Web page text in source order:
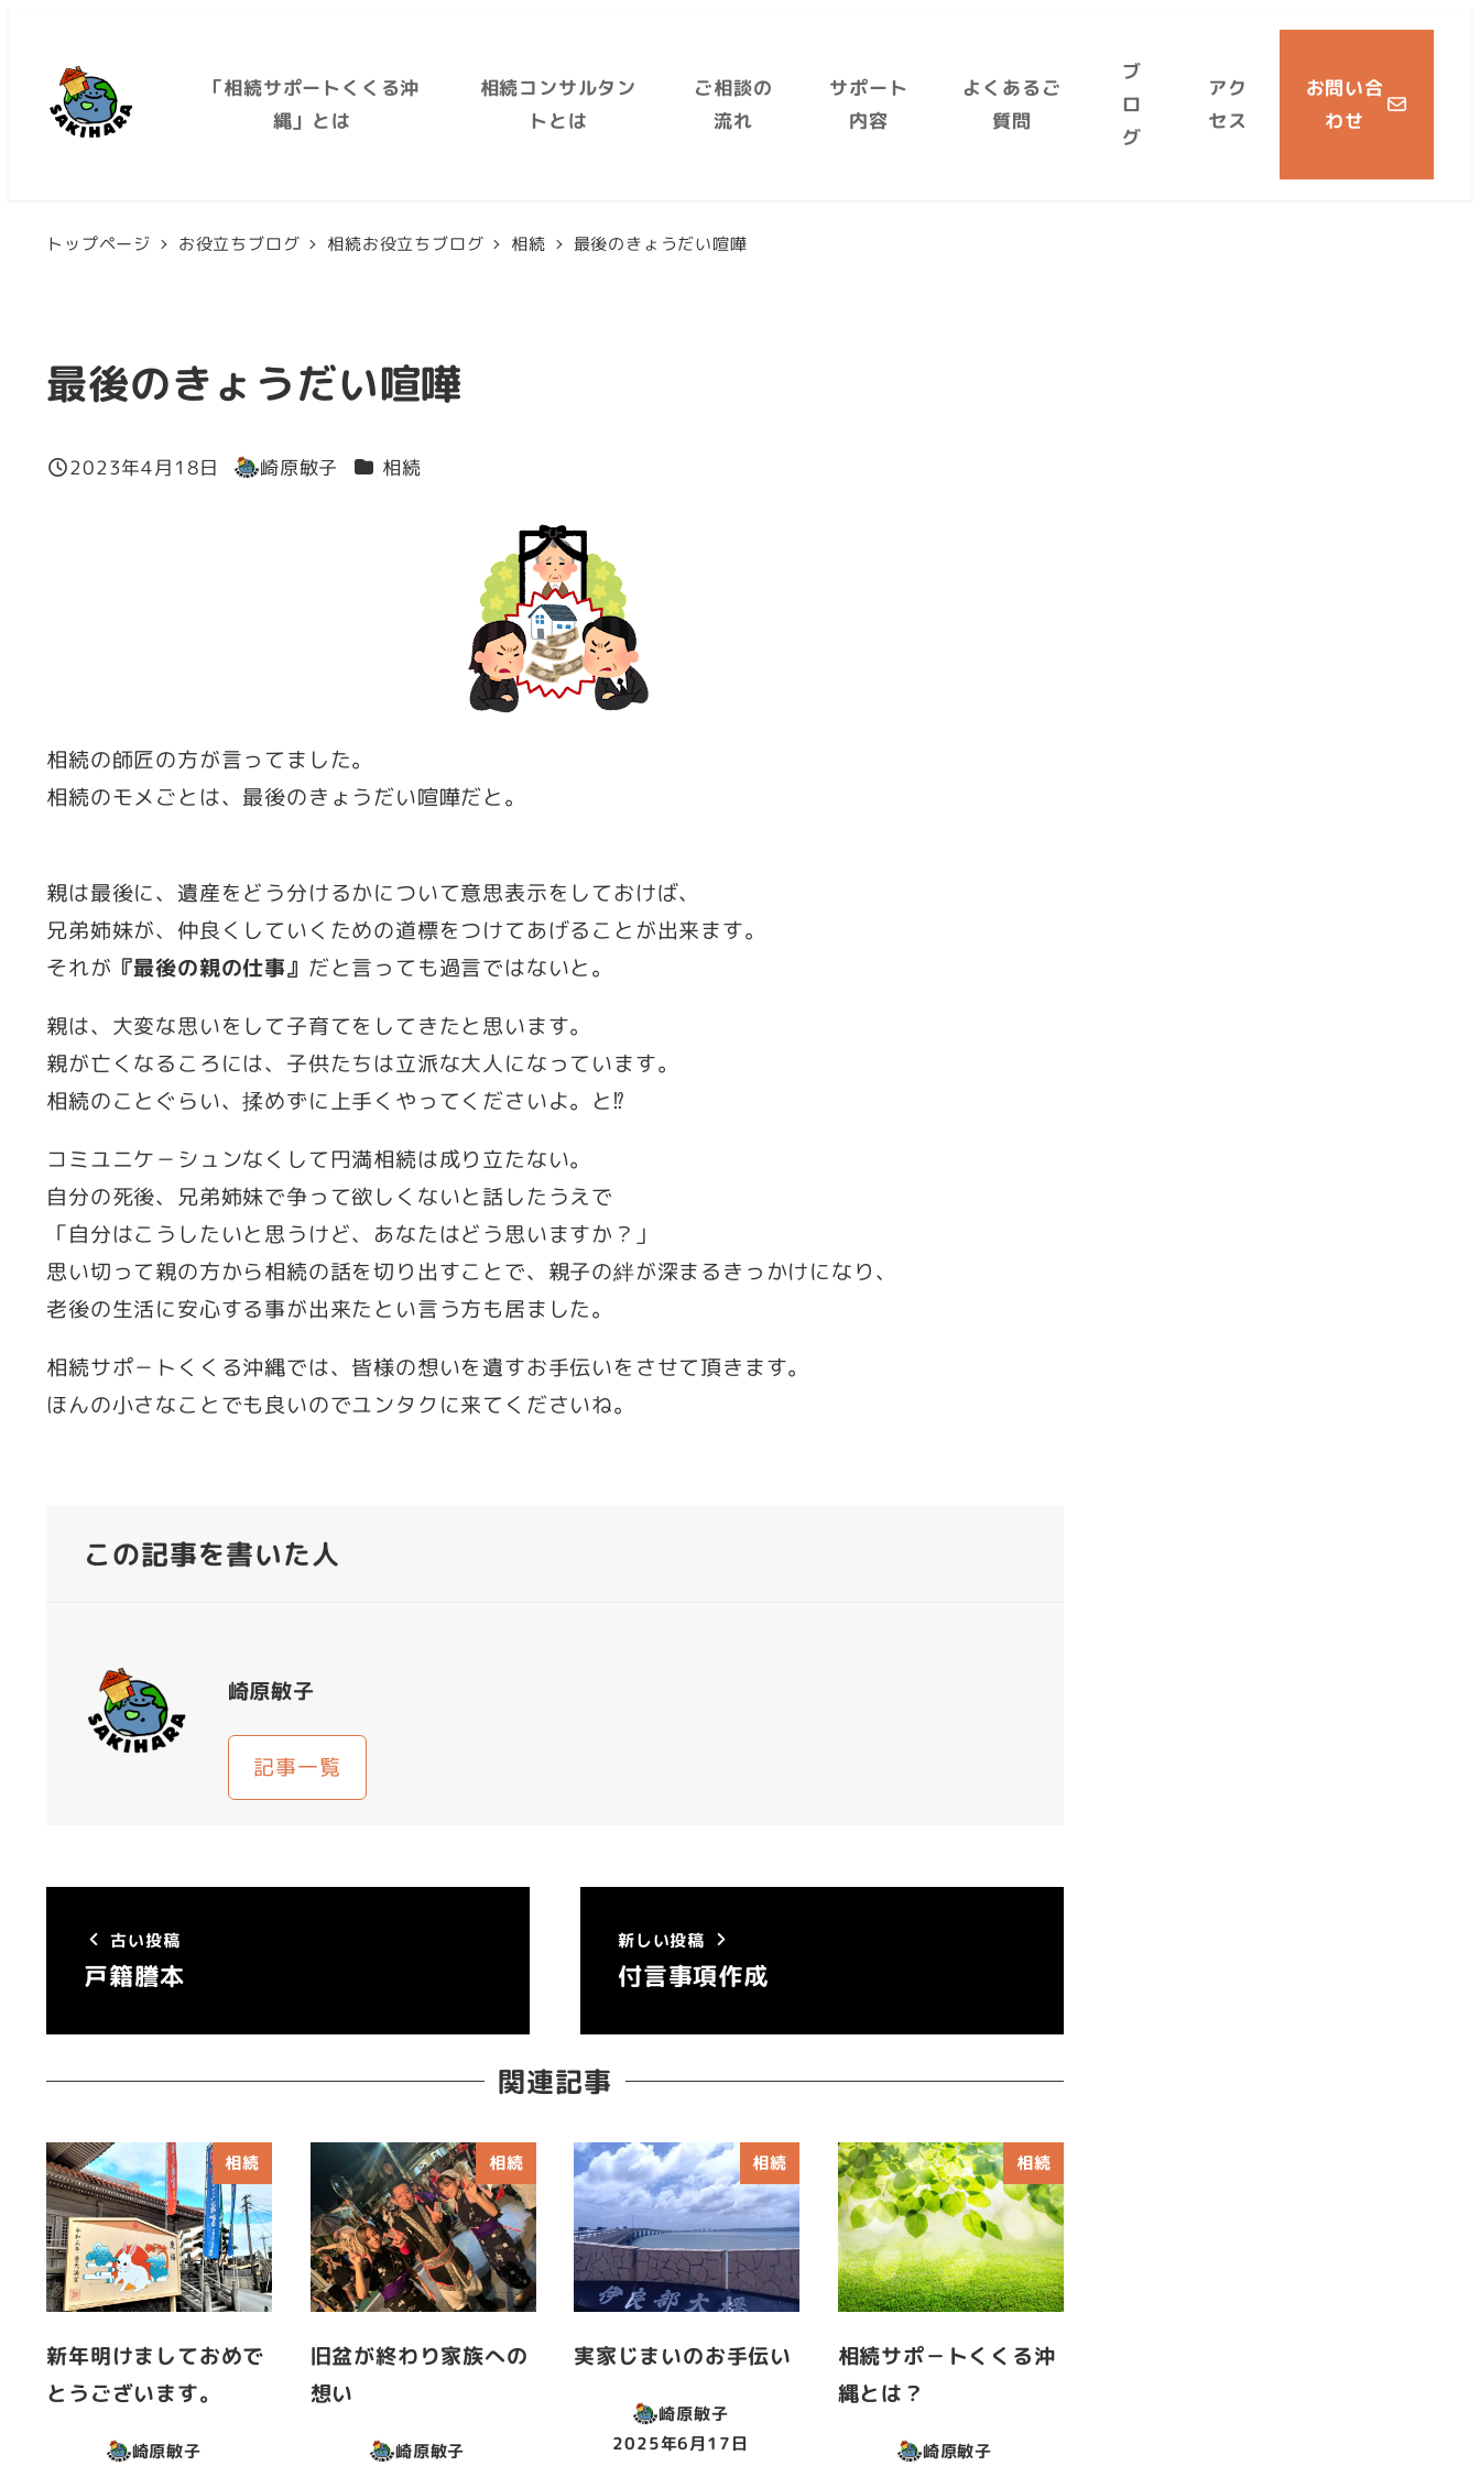
「相続サポートくくる沖
縄」とは
相続コンサルタン
トとは
ご相談の
流れ
サポート
内容
よくあるご
質問
ブ
ロ
グ
アク
セス
お問い合
わせ
トップページ お役立ちブログ 相続お役立ちブログ 相続 最後のきょうだい喧嘩
最後のきょうだい喧嘩
投稿日
2023年4月18日
著
崎原敏子 カテゴリー
相続
相続の師匠の方が言ってました。
相続のモメごとは、最後のきょうだい喧嘩だと。
親は最後に、遺産をどう分けるかについて意思表示をしておけば、
兄弟姉妹が、仲良くしていくための道標をつけてあげることが出来ます。
それが 『最後の親の仕事』 だと言っても過言ではないと。
親は、大変な思いをして子育てをしてきたと思います。
親が亡くなるころには、子供たちは立派な大人になっています。
相続のことぐらい、揉めずに上手くやってくださいよ。と⁉
コミユニケ－シュンなくして円満相続は成り立たない。
自分の死後、兄弟姉妹で争って欲しくないと話したうえで
「自分はこうしたいと思うけど、あなたはどう思いますか？」
思い切って親の方から相続の話を切り出すことで、親子の絆が深まるきっかけになり、
老後の生活に安心する事が出来たとい言う方も居ました。
相続サポ－トくくる沖縄では、皆様の想いを遺すお手伝いをさせて頂きます。
ほんの小さなことでも良いのでユンタクに来てくださいね。
この記事を書いた人
崎原敏子
記事一覧
古い投稿
戸籍謄本
新しい投稿
付言事項作成
関連記事
相続
新年明けましておめで
とうございます。
崎原敏子
相続
旧盆が終わり家族への
想い
崎原敏子
相続
実家じまいのお手伝い
崎原敏子
投稿日
2025年6月17日
相続
相続サポ－トくくる沖
縄とは？
崎原敏子